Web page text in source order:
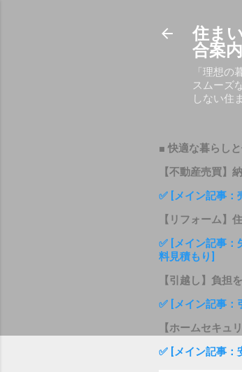
住ま
合案
「理想
スムーズ
しない住
■ 快適な暮らし
【不動産売買】
✅ [メイン記事：
【リフォーム】
✅ [メイン記事：
料見積もり]
【引越し】負担
✅ [メイン記事：
【ホームセキュ
✅ [メイン記事：